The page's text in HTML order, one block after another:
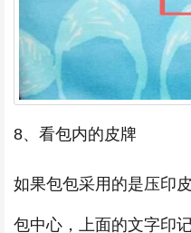
8、看包
如果包包采用的是压印
包中心，上面的文字印